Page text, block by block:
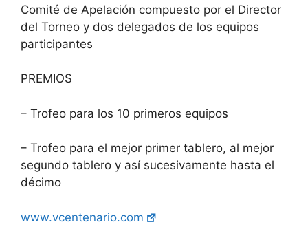
Comité de Apelación compuesto por el Director
del Torneo y dos delegados de los equipos
participantes
PREMIOS
– Trofeo para los 10 primeros equipos
– Trofeo para el mejor primer tablero, al mejor
segundo tablero y así sucesivamente hasta el
décimo
www.vcentenario.com